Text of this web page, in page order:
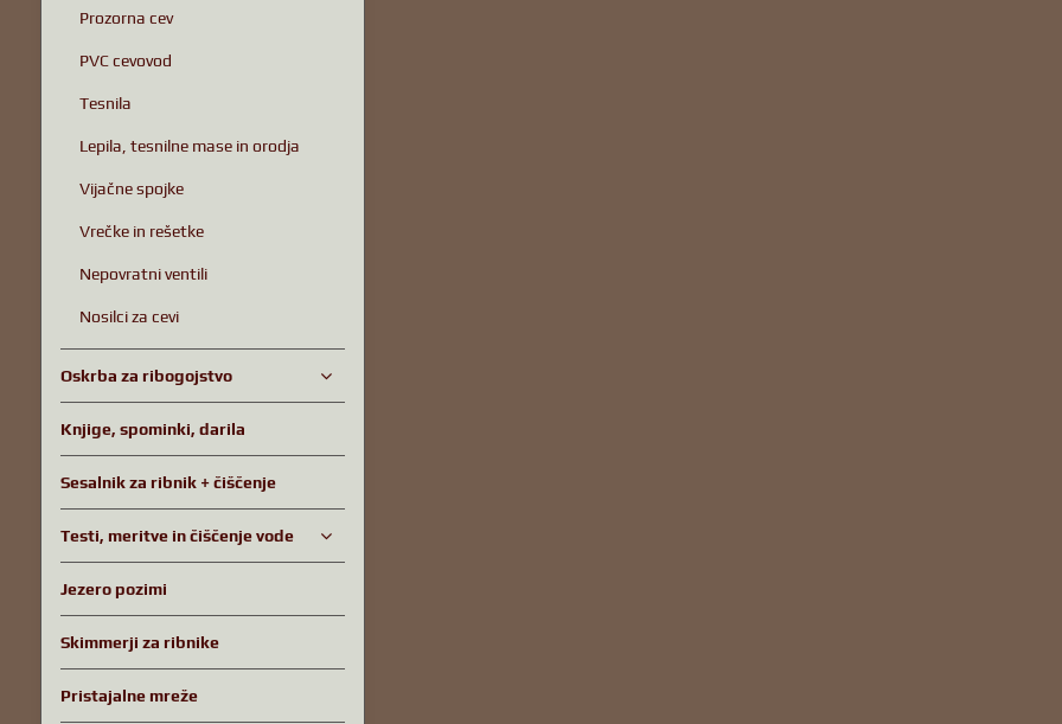
Prozorna cev
PVC cevovod
Tesnila
Lepila, tesnilne mase in orodja
Vijačne spojke
Vrečke in rešetke
Nepovratni ventili
Nosilci za cevi
Oskrba za ribogojstvo
Knjige, spominki, darila
Sesalnik za ribnik + čiščenje
Testi, meritve in čiščenje vode
Jezero pozimi
Skimmerji za ribnike
Pristajalne mreže